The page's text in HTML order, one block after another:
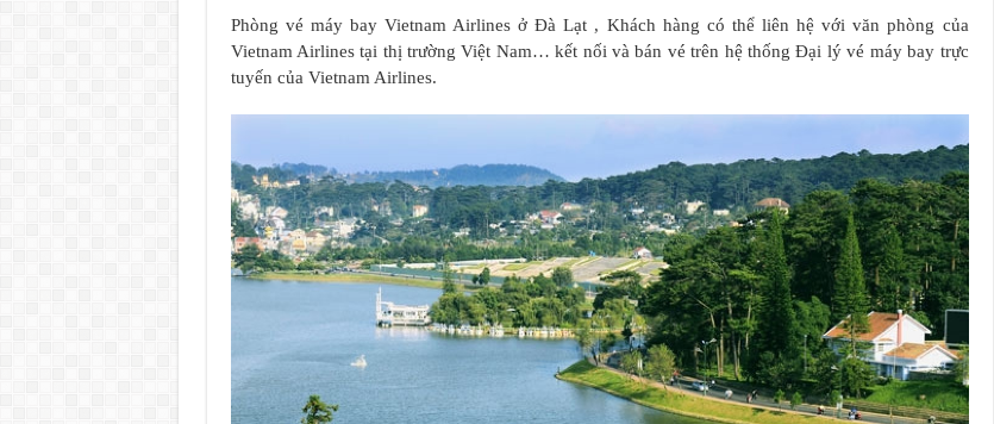
Phòng vé máy bay Vietnam Airlines ở Đà Lạt , Khách hàng có thể liên hệ với văn phòng của
Vietnam Airlines tại thị trường Việt Nam… kết nối và bán vé trên hệ thống Đại lý vé máy bay trực
tuyến của Vietnam Airlines.